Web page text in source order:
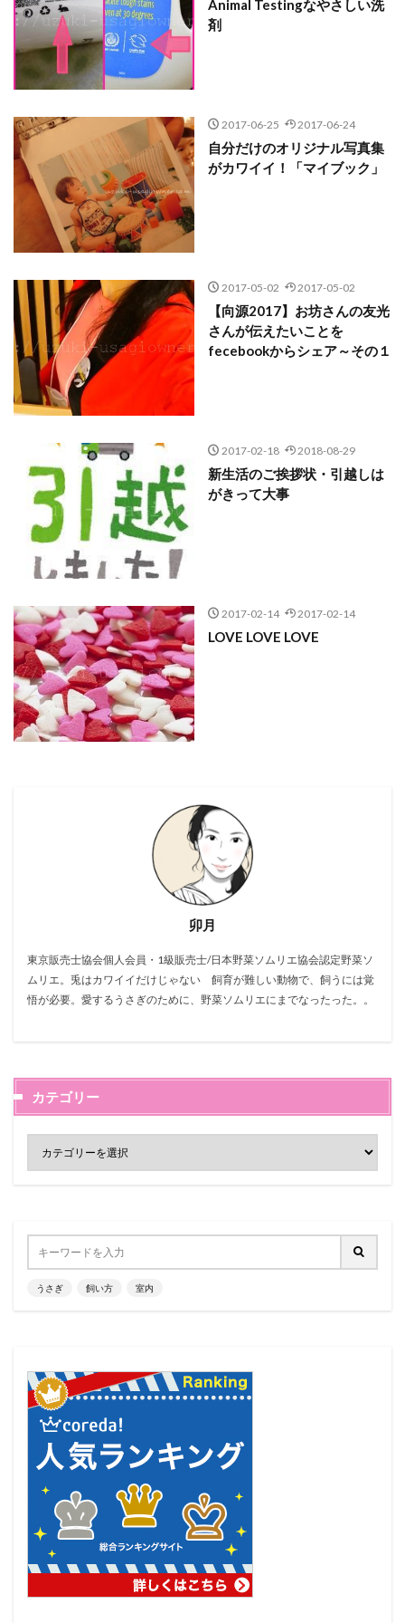
Animal Testingなやさしい洗
剤
2017-06-25 2017-06-24
自分だけのオリジナル写真集
がカワイイ！「マイブック」
2017-05-02 2017-05-02
【向源2017】お坊さんの友光
さんが伝えたいことを
fecebookからシェア～その１
2017-02-18 2018-08-29
新生活のご挨拶状・引越しは
がきって大事
2017-02-14 2017-02-14
LOVE LOVE LOVE
卯月
東京販売士協会個人会員・1級販売士/日本野菜ソムリエ協会認定野菜ソ
ムリエ。兎はカワイイだけじゃない 飼育が難しい動物で、飼うには覚
悟が必要。愛するうさぎのために、野菜ソムリエにまでなったった。。
カテゴリー
うさぎ 飼い方 室内